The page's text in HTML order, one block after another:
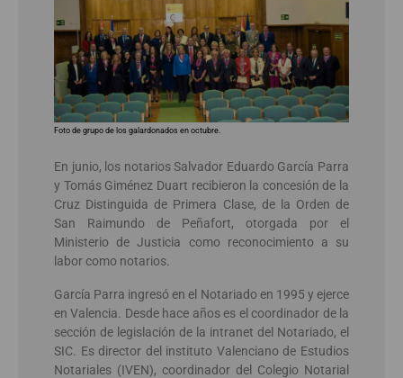
Foto de grupo de los galardonados en octubre.
En junio, los notarios Salvador Eduardo García Parra
y Tomás Giménez Duart recibieron la concesión de la
Cruz Distinguida de Primera Clase, de la Orden de
San Raimundo de Peñafort, otorgada por el
Ministerio de Justicia como reconocimiento a su
labor como notarios.
García Parra ingresó en el Notariado en 1995 y ejerce
en Valencia. Desde hace años es el coordinador de la
sección de legislación de la intranet del Notariado, el
SIC. Es director del instituto Valenciano de Estudios
Notariales (IVEN), coordinador del Colegio Notarial